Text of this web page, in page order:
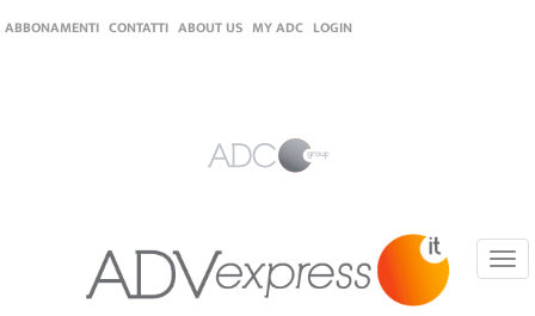
ABBONAMENTI CONTATTI ABOUT US MY ADC LOGIN